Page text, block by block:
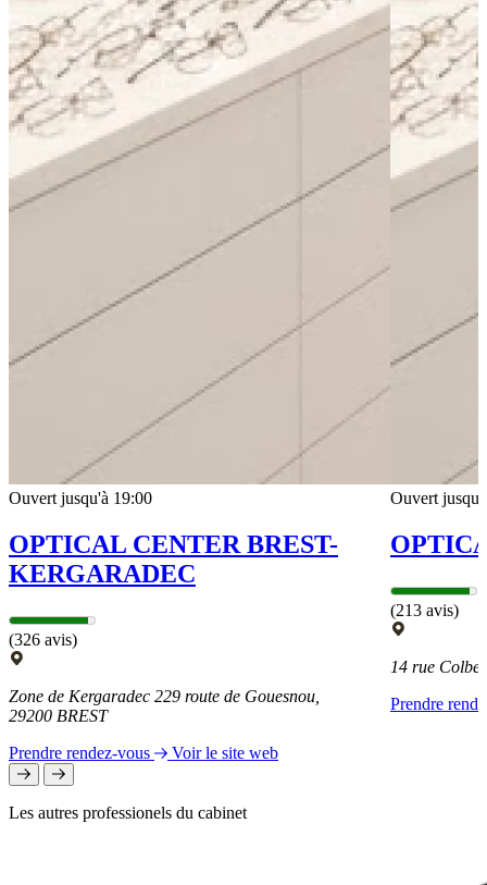
Ouvert jusqu'à 19:00
OPTICAL CENTER BREST-
KERGARADEC
(326 avis)
Zone de Kergaradec 229 route de Gouesnou,
29200 BREST
Prendre rendez-vous
Voir le site web
Ouvert
(213 avis)
14 rue
Prendre
Les autres professionels du cabinet